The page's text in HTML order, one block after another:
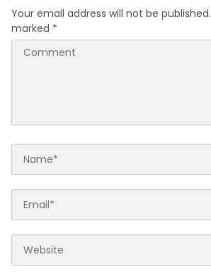
Your email address will not be published.
marked *